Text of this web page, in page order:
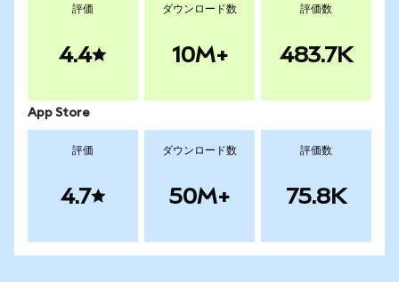
評価
4.4
ダウンロード数
10M+
評価数
483.7K
App Store
評価
4.7
ダウンロード数
50M+
評価数
75.8K